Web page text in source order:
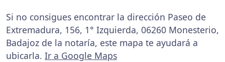
Si no consigues encontrar la dirección Paseo de
Extremadura, 156, 1° Izquierda, 06260 Monesterio,
Badajoz de la notaría, este mapa te ayudará a
ubicarla. Ir a Google Maps